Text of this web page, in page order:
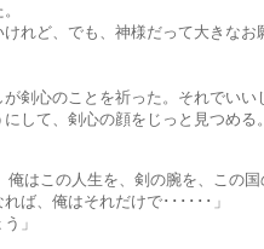
、神様だって大きなお願い
ことを祈った。それでいいじ
剣心の顔をじっと見つめる。
を、剣の腕を、この国のた
俺はそれだけで･･････」
」